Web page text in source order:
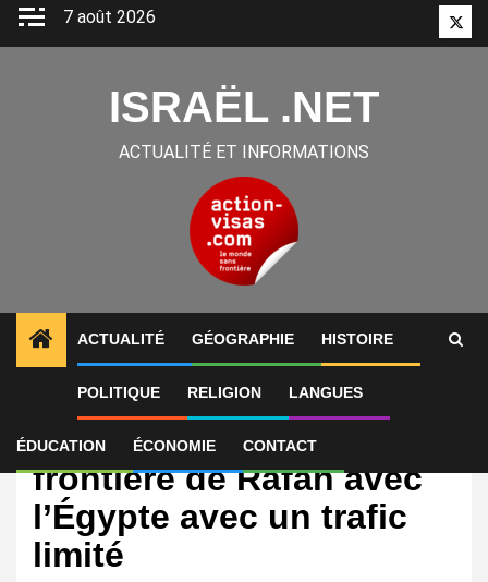
Aller
7 août 2026
ISRAËL .NET
ACTUALITÉ ET INFORMATIONS
ACTUALITÉ GÉOGRAPHIE HISTOIRE
POLITIQUE RELIGION LANGUES
ÉDUCATION ÉCONOMIE CONTACT
International
Israël rouvre le poste
frontière de Rafah avec
l’Égypte avec un trafic
limité